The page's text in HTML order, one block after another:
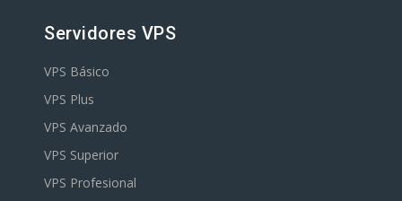
Servidores VPS
VPS Básico
VPS Plus
VPS Avanzado
VPS Superior
VPS Profesional